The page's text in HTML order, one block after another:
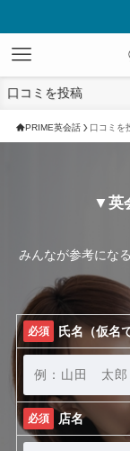
口コミを投稿
PRIME英会話 口コミを
▼英
みんなが参考にな
必須 氏名（仮名
必須 店名